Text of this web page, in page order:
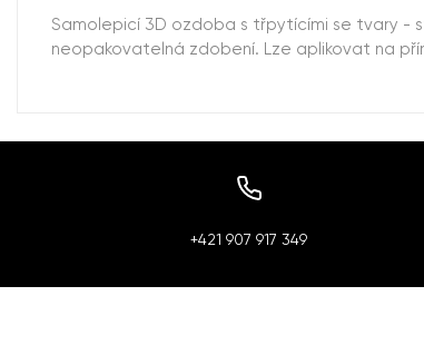
Samolepicí 3D ozdoba s třpytícími se tvary -
neopakovatelná zdobení. Lze aplikovat na
+421 907 917 349